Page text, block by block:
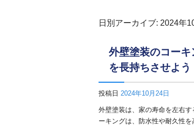
日別アーカイブ: 2024年
外壁塗装のコー
を長持ちさせよう
投稿日 2024年10月24日
外壁塗装は、家の寿命を左右
ーキングは、防水性や耐久性